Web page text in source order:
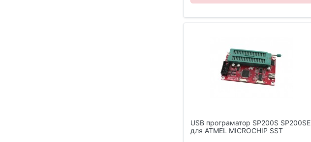
USB програматор SP200S SP200SE
для ATMEL MICROCHIP SST